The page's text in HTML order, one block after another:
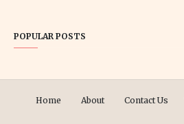
POPULAR POSTS
Home About Contact Us